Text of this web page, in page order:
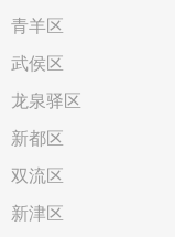
青羊区
武侯区
龙泉驿区
新都区
双流区
新津区